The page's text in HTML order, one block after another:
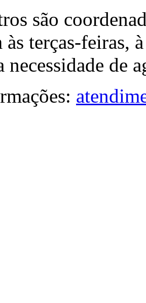
são
às terças-feiras,
necessidade de